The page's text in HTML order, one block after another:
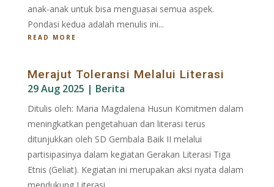
anak-anak untuk bisa menguasai semua aspek.
Pondasi kedua adalah menulis ini...
READ MORE
Merajut Toleransi Melalui Literasi
29 Aug 2025 | Berita
Ditulis oleh: Maria Magdalena Husun Komitmen dalam
meningkatkan pengetahuan dan literasi terus
ditunjukkan oleh SD Gembala Baik II melalui
partisipasinya dalam kegiatan Gerakan Literasi Tiga
Etnis (Geliat). Kegiatan ini merupakan aksi nyata dalam